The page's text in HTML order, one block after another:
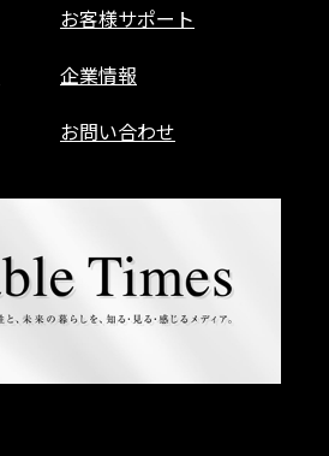
お客様サポート
企業情報
お問い合わせ